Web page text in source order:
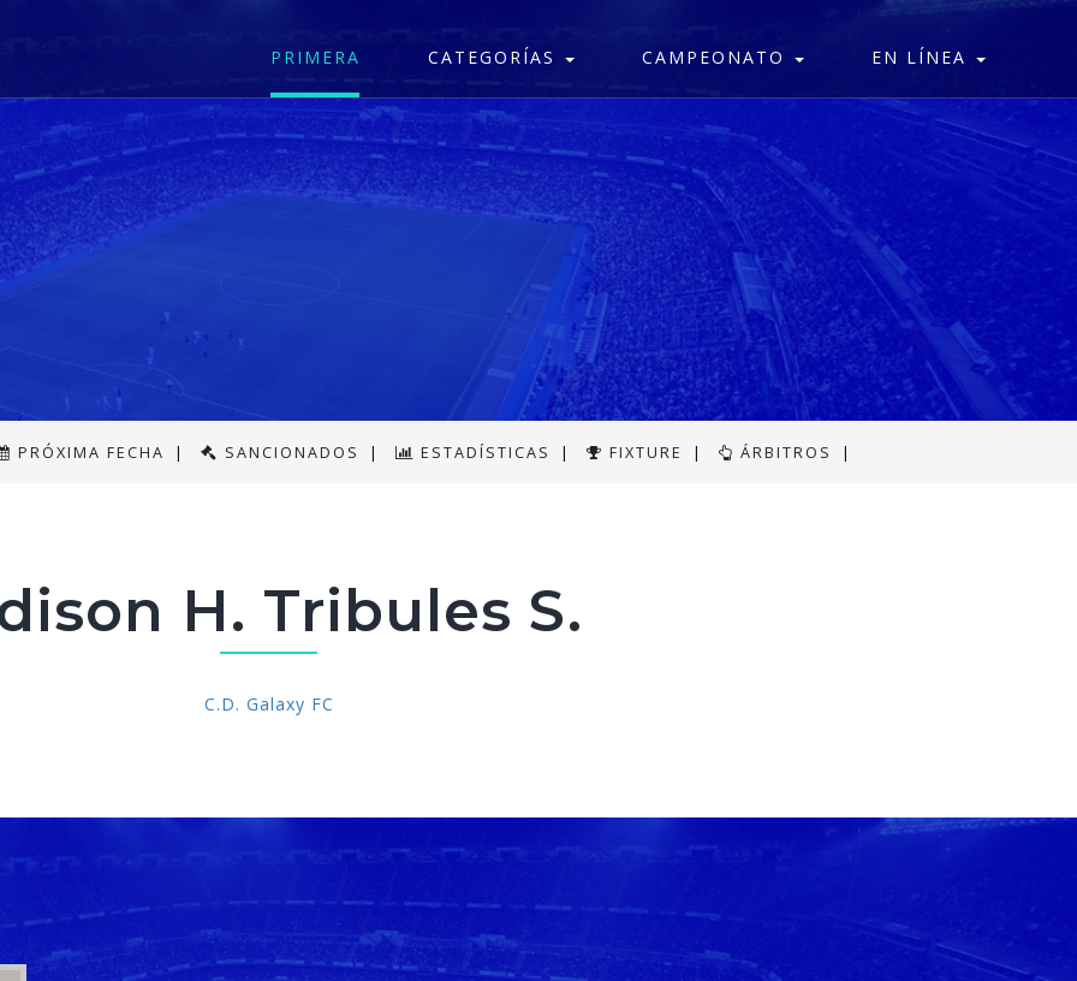
PRIMERA CATEGORÍAS CAMPEONATO EN LÍNEA
PRÓXIMA FECHA | SANCIONADOS | ESTADÍSTICAS | FIXTURE | ÁRBITROS |
H. Tribules S.
C.D. Galaxy FC